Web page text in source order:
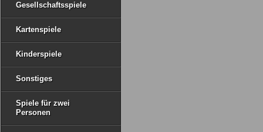
Gesellschaftsspiele
Kartenspiele
Kinderspiele
Sonstiges
Spiele für zwei
Personen